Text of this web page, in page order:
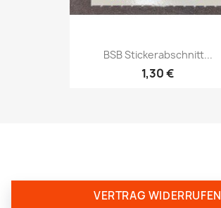
BSB Stickerabschnitt...
1,30 €
VERTRAG WIDERRUFEN